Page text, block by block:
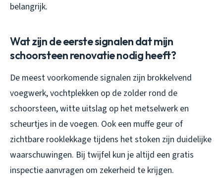
belangrijk.
Wat zijn de eerste signalen dat mijn
schoorsteen renovatie nodig heeft?
De meest voorkomende signalen zijn brokkelvend
voegwerk, vochtplekken op de zolder rond de
schoorsteen, witte uitslag op het metselwerk en
scheurtjes in de voegen. Ook een muffe geur of
zichtbare rooklekkage tijdens het stoken zijn duidelijke
waarschuwingen. Bij twijfel kun je altijd een gratis
inspectie aanvragen om zekerheid te krijgen.